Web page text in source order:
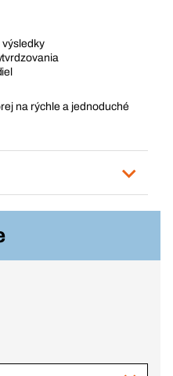
výsledky
na rýchle a jednoduché